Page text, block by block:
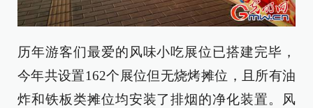
历年游客们最爱的风味小吃展位已搭建完毕，
今年共设置162个展位但无烧烤摊位，且所有油
炸和铁板类摊位均安装了排烟的净化装置。风